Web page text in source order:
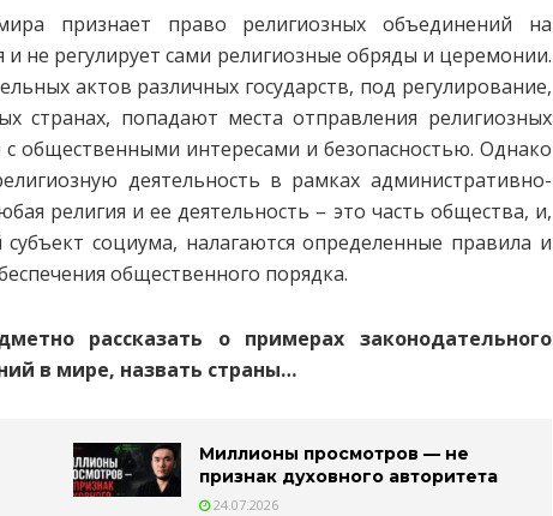
признает право религиозных объединений на
не регулирует сами религиозные обряды и церемонии.
актов различных государств, под регулирование,
странах, попадают места отправления религиозных
с общественными интересами и безопасностью. Однако
деятельность в рамках административно-
религия и ее деятельность – это часть общества, и,
социума, налагаются определенные правила и
общественного порядка.
рассказать о примерах законодательного
в мире, назвать страны…
Миллионы просмотров — не
признак духовного авторитета
24.07.2026